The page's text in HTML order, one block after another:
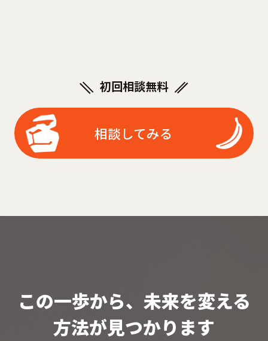
初回相談無料
相談してみる
この一歩から、未来を変える
方法が見つかります